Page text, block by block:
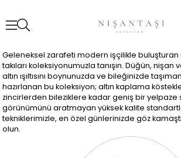
Geleneksel zarafeti modern işçilikle buluşturan
takıları koleksiyonumuzla tanışın. Düğün, nişan
altın ışıltısını boynunuzda ve bileğinizde
hazırlanan bu koleksiyon; altın kaplama
zincirlerden bileziklere kadar geniş bir yelpaze
görünümünü aratmayan yüksek kalite
tekniklerimizle, en özel günlerinizde göz
olun.